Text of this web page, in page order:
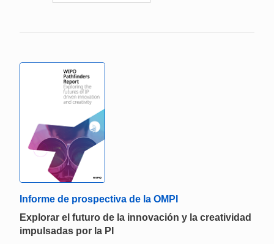
Informe de prospectiva de la OMPI
Explorar el futuro de la innovación y la creatividad
impulsadas por la PI